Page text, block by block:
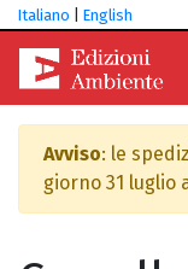
Italiano English
Avviso: le
giorno 31 luglio